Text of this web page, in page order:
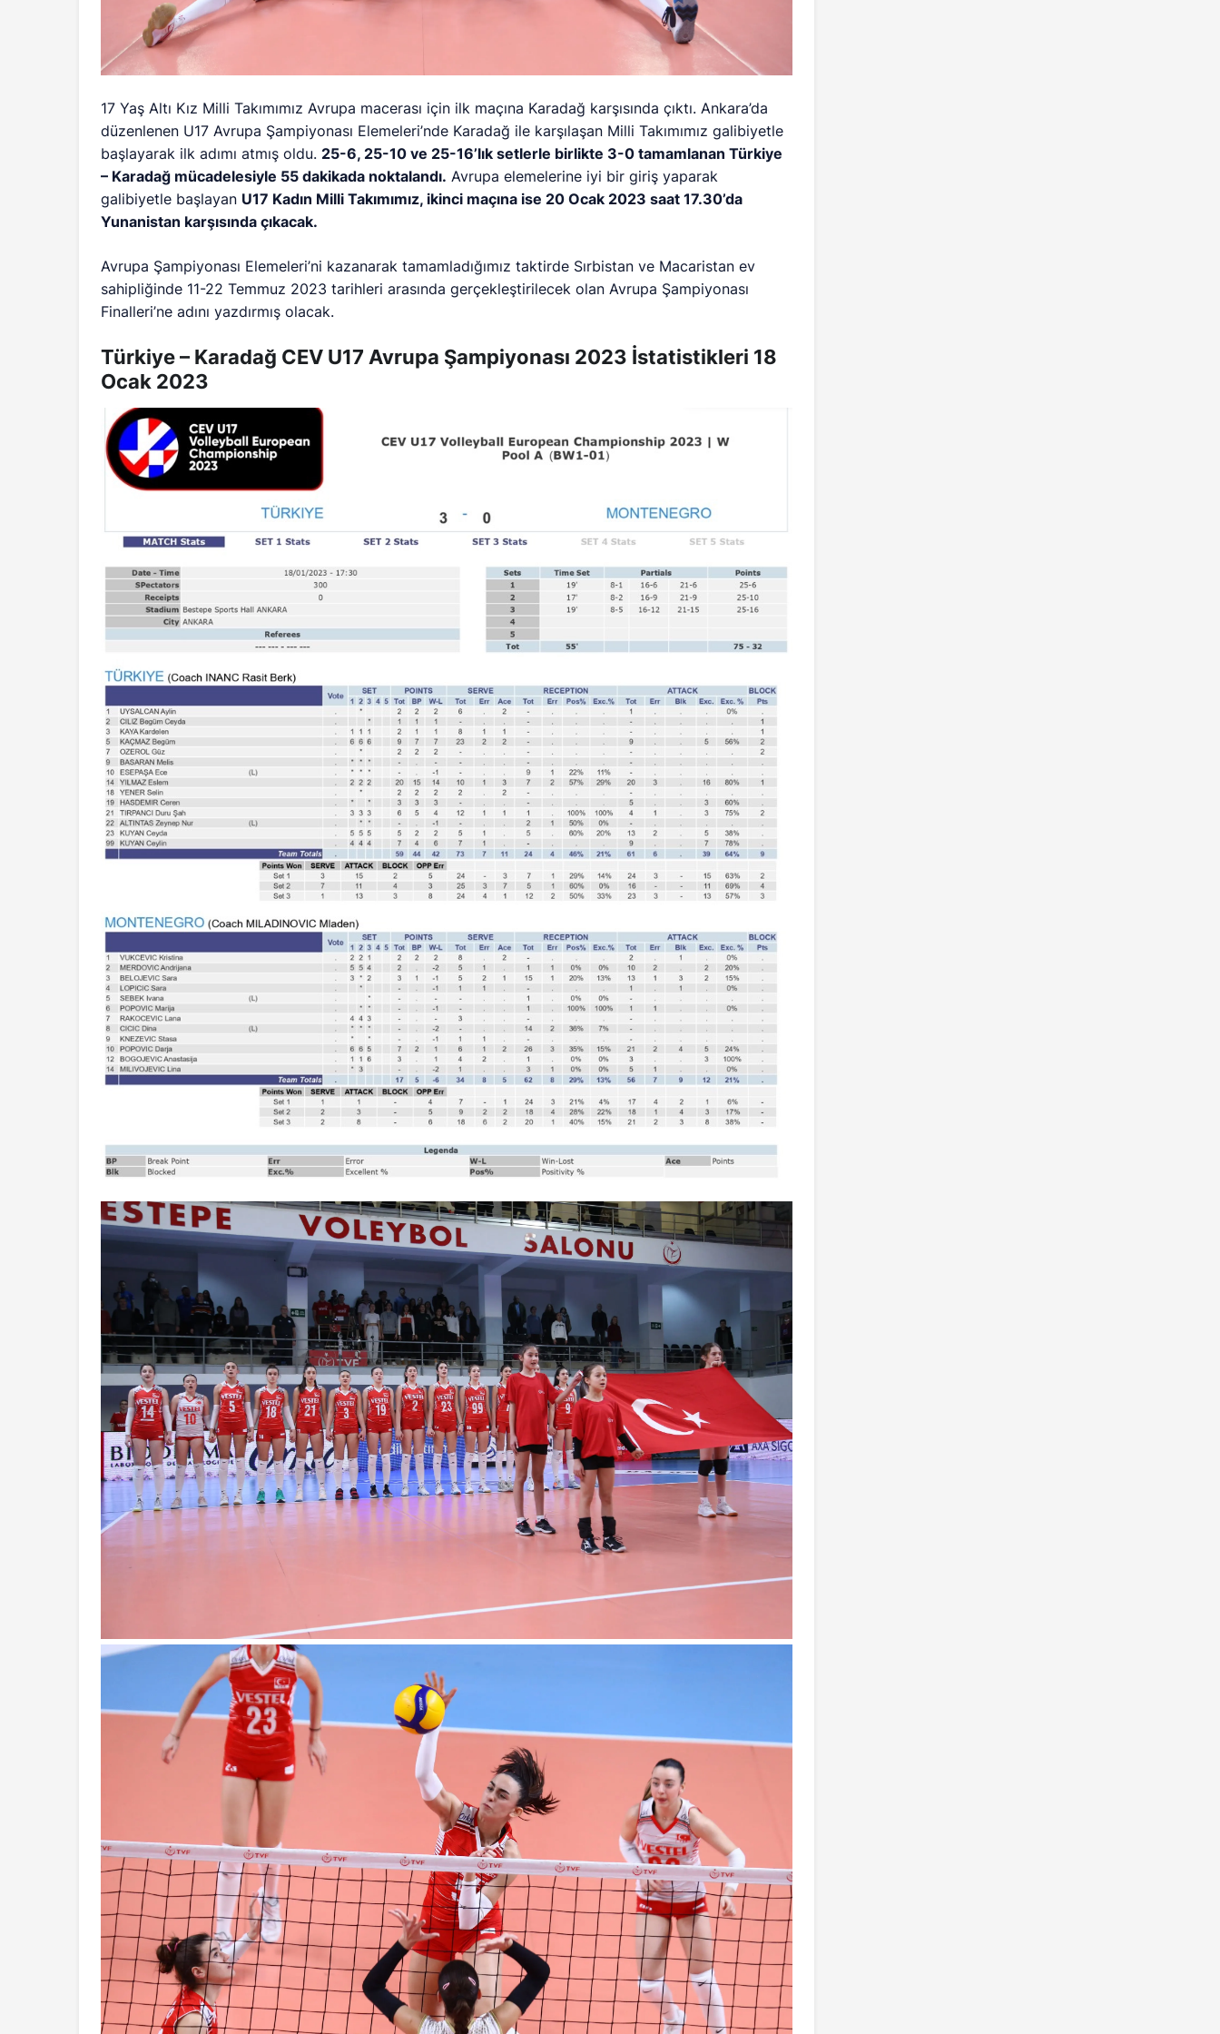
17 Yaş Altı Kız Milli Takımımız Avrupa macerası için ilk maçına Karadağ karşısında çıktı. Ankara’da
düzenlenen U17 Avrupa Şampiyonası Elemeleri’nde Karadağ ile karşılaşan Milli Takımımız galibiyetle
başlayarak ilk adımı atmış oldu.25-6, 25-10 ve 25-16’lık setlerle birlikte 3-0 tamamlanan Türkiye
– Karadağ mücadelesiyle 55 dakikada noktalandı. Avrupa elemelerine iyi bir giriş yaparak
galibiyetle başlayan U17 Kadın Milli Takımımız, ikinci maçına ise 20 Ocak 2023 saat 17.30’da
Yunanistan karşısında çıkacak.
Avrupa Şampiyonası Elemeleri’ni kazanarak tamamladığımız taktirde Sırbistan ve Macaristan ev
sahipliğinde 11-22 Temmuz 2023 tarihleri arasında gerçekleştirilecek olan Avrupa Şampiyonası
Finalleri’ne adını yazdırmış olacak.
Türkiye – Karadağ CEV U17 Avrupa Şampiyonası 2023 İstatistikleri 18
Ocak 2023